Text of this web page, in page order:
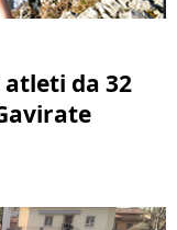
atleti da 32